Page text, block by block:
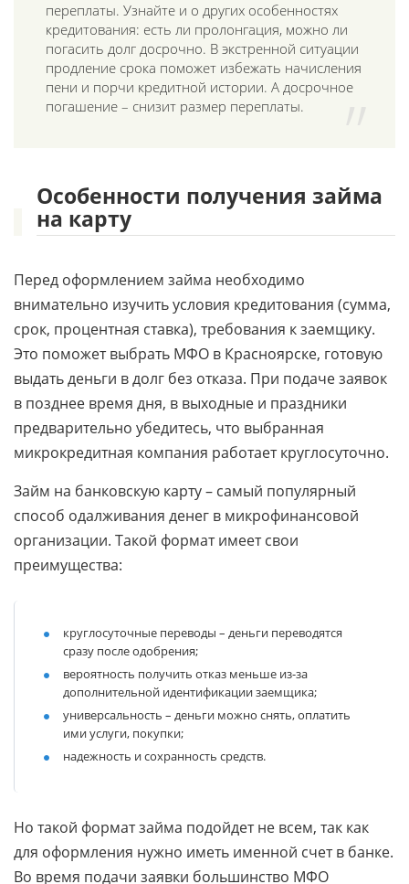
переплаты. Узнайте и о других особенностях
кредитования: есть ли пролонгация, можно ли
погасить долг досрочно. В экстренной ситуации
продление срока поможет избежать начисления
пени и порчи кредитной истории. А досрочное
погашение – снизит размер переплаты.
Особенности получения займа
на карту
Перед оформлением займа необходимо
внимательно изучить условия кредитования (сумма,
срок, процентная ставка), требования к заемщику.
Это поможет выбрать МФО в Красноярске, готовую
выдать деньги в долг без отказа. При подаче заявок
в позднее время дня, в выходные и праздники
предварительно убедитесь, что выбранная
микрокредитная компания работает круглосуточно.
Займ на банковскую карту – самый популярный
способ одалживания денег в микрофинансовой
организации. Такой формат имеет свои
преимущества:
круглосуточные переводы – деньги переводятся
сразу после одобрения;
вероятность получить отказ меньше из-за
дополнительной идентификации заемщика;
универсальность – деньги можно снять, оплатить
ими услуги, покупки;
надежность и сохранность средств.
Но такой формат займа подойдет не всем, так как
для оформления нужно иметь именной счет в банке.
Во время подачи заявки большинство МФО